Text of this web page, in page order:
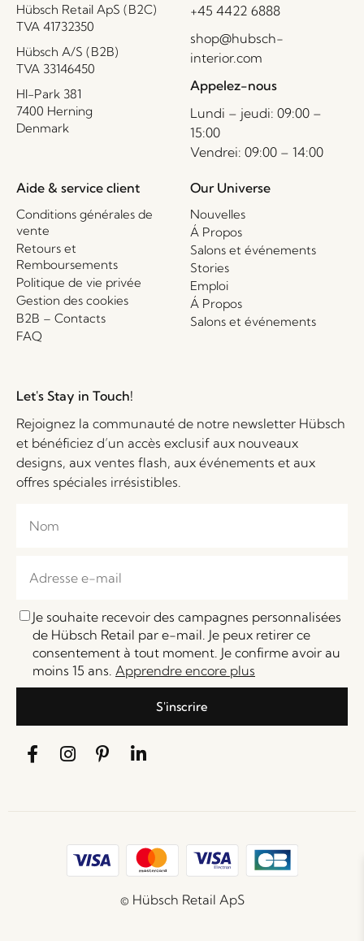
Hübsch Retail ApS (B2C)
TVA 41732350
Hübsch A/S (B2B)
TVA 33146450
HI-Park 381
7400 Herning
Denmark
+45 4422 6888
shop@hubsch-
interior.com
Appelez-nous
Lundi – jeudi: 09:00 –
15:00
Vendrei: 09:00 – 14:00
Aide & service client
Conditions générales de
vente
Retours et
Remboursements
Politique de vie privée
Gestion des cookies
B2B – Contacts
FAQ
Our Universe
Nouvelles
Á Propos
Salons et événements
Stories
Emploi
Á Propos
Salons et événements
Let's Stay in Touch!
Rejoignez la communauté de notre newsletter Hübsch
et bénéficiez d’un accès exclusif aux nouveaux
designs, aux ventes flash, aux événements et aux
offres spéciales irrésistibles.
Je souhaite recevoir des campagnes personnalisées
de Hübsch Retail par e-mail. Je peux retirer ce
consentement à tout moment. Je confirme avoir au
moins 15 ans. Apprendre encore plus
S'inscrire
© Hübsch Retail ApS